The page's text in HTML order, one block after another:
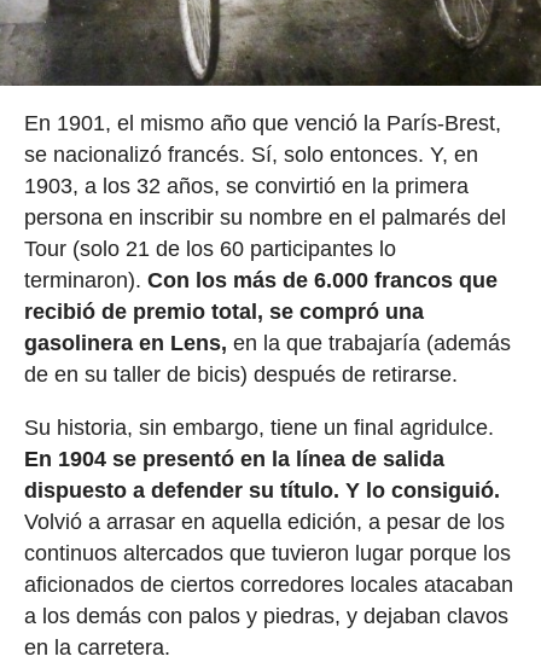
En 1901, el mismo año que venció la París-Brest,
se nacionalizó francés. Sí, solo entonces. Y, en
1903, a los 32 años, se convirtió en la primera
persona en inscribir su nombre en el palmarés del
Tour (solo 21 de los 60 participantes lo
terminaron). Con los más de 6.000 francos que
recibió de premio total, se compró una
gasolinera en Lens, en la que trabajaría (además
de en su taller de bicis) después de retirarse.
Su historia, sin embargo, tiene un final agridulce.
En 1904 se presentó en la línea de salida
dispuesto a defender su título. Y lo consiguió.
Volvió a arrasar en aquella edición, a pesar de los
continuos altercados que tuvieron lugar porque los
aficionados de ciertos corredores locales atacaban
a los demás con palos y piedras, y dejaban clavos
en la carretera.